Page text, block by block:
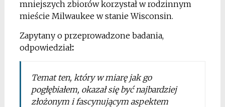
mniejszych zbiorów korzystał w rodzinnym
mieście Milwaukee w stanie Wisconsin.
Zapytany o przeprowadzone badania,
odpowiedział:
Temat ten, który w miarę jak go
pogłębiałem, okazał się być najbardziej
złożonym i fascynującym aspektem